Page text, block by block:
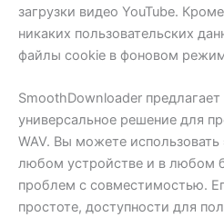
загрузки видео YouTube.
никаких пользовательских
файлы cookie в фоновом
SmoothDownloader
универсальное решение для
WAV. Вы можете использовать
любом устройстве и в любом
проблем с совместимостью.
простоте, доступности для